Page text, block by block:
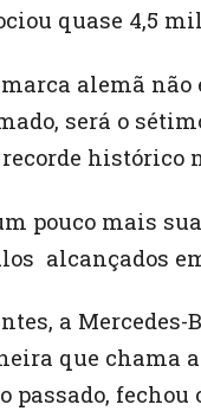
quase 4,5
alemã não
será o
histórico
pouco mais
alcançados
a
que chama
passado,